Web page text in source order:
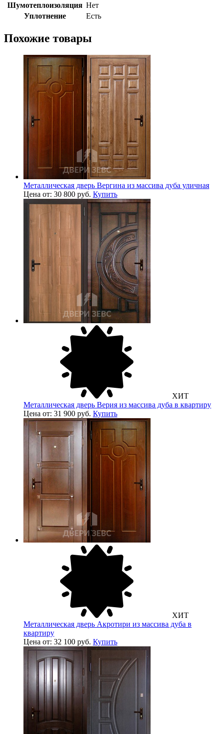
Шумотеплоизоляция Нет
Уплотнение
Есть
Похожие товары
Металлическая дверь Вергина из массива дуба уличная
Цена от: 30 800 руб. Купить
ХИТ
Металлическая дверь Верия из массива дуба в квартиру
Цена от: 31 900 руб. Купить
ХИТ
Металлическая дверь Акротири из массива дуба в
квартиру
Цена от: 32 100 руб. Купить